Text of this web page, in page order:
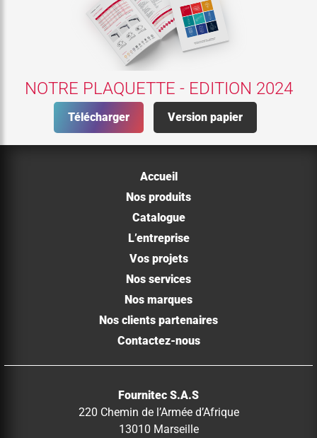
NOTRE PLAQUETTE - EDITION 2024
Télécharger Version papier
Accueil
Nos produits
Catalogue
L’entreprise
Vos projets
Nos services
Nos marques
Nos clients partenaires
Contactez-nous
Fournitec S.A.S
220 Chemin de l’Armée d’Afrique
13010 Marseille